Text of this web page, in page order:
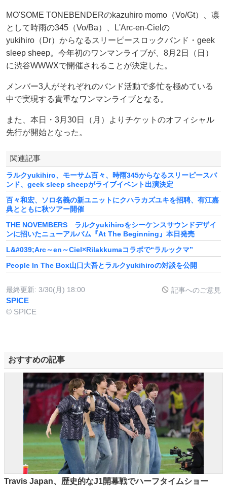
MO'SOME TONEBENDERのkazuhiro momo（Vo/Gt）、凛
として時雨の345（Vo/Ba）、L'Arc-en-Cielの
yukihiro（Dr）からなるスリーピースロックバンド・geek
sleep sheep。今年初のワンマンライブが、8月2日（日）
に渋谷WWWXで開催されることが決定した。
メンバー3人がそれぞれのバンド活動で多忙を極めている
中で実現する貴重なワンマンライブとなる。
また、本日・3月30日（月）よりチケットのオフィシャル
先行が開始となった。
関連記事
ラルクyukihiro、モーサム百々、時雨345からなるスリーピースバ
ンド、geek sleep sheepがライブイベント出演決定
百々和宏、ソロ名義の新ユニットにクハラカズユキを招聘、有江嘉
典とともに秋ツアー開催
THE NOVEMBERS ラルクyukihiroをシーケンスサウンドデザイ
ンに招いたニューアルバム『At The Beginning』本日発売
L&#039;Arc～en～Ciel×Rilakkumaコラボで“ラルックマ”
People In The Box山口大吾とラルクyukihiroの対談を公開
最終更新: 3/30(月) 18:00 記事へのご意見
SPICE
© SPICE
おすすめの記事
Travis Japan、歴史的なJ1開幕戦でハーフタイムショー